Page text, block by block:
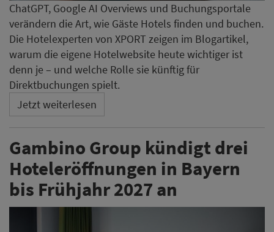
ChatGPT, Google AI Overviews und Buchungsportale
verändern die Art, wie Gäste Hotels finden und buchen.
Die Hotelexperten von XPORT zeigen im Blogartikel,
warum die eigene Hotelwebsite heute wichtiger ist
denn je – und welche Rolle sie künftig für
Direktbuchungen spielt.
Jetzt weiterlesen
Gambino Group kündigt drei
Hoteleröffnungen in Bayern
bis Frühjahr 2027 an